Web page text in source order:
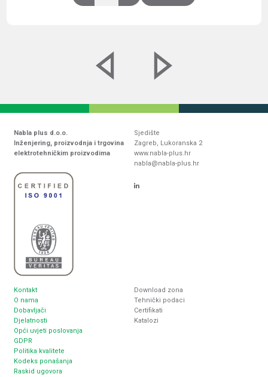
Nabla plus d.o.o.
Inženjering, proizvodnja i trgovina
elektrotehničkim proizvodima
Sjedište
Zagreb, Lukoranska 2
www.nabla-plus.hr
nabla@nabla-plus.hr
Kontakt
O nama
Dobavljači
Djelatnosti
Opći uvjeti poslovanja
GDPR
Politika kvalitete
Kodeks ponašanja
Raskid ugovora
Download zona
Tehnički podaci
Certifikati
Katalozi